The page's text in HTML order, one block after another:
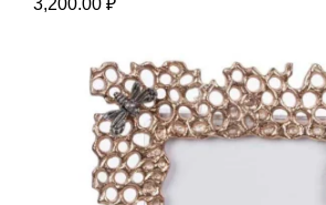
3,200.00 ₽